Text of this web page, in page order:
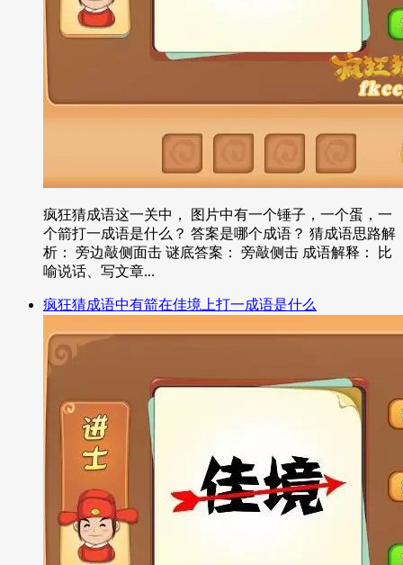
疯狂猜成语这一关中， 图片中有一个锤子，一个蛋，一
个箭打一成语是什么？ 答案是哪个成语？ 猜成语思路解
析： 旁边敲侧面击 谜底答案： 旁敲侧击 成语解释： 比
喻说话、写文章...
疯狂猜成语中有箭在佳境上打一成语是什么